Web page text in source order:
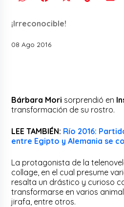
¡Irreconocible!
08 Ago 2016
Bárbara Mori sorprendió en
transformación de su rostro.
LEE TAMBIÉN: Río 2016:
entre Egipto y Alemania se
La protagonista de la
collage, en el cual presume
resalta un drástico y curioso
transformarse en varios
jirafa, entre otros.